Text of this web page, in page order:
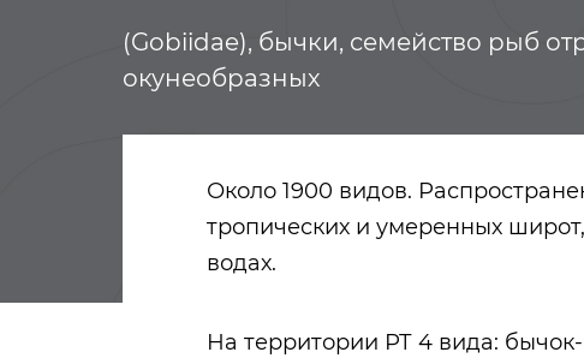
(Gobiidae), бычки, семейство рыб
окунеобразных
Около 1900 видов.
тропических и умеренных
водах.
На территории РТ 4 вида: